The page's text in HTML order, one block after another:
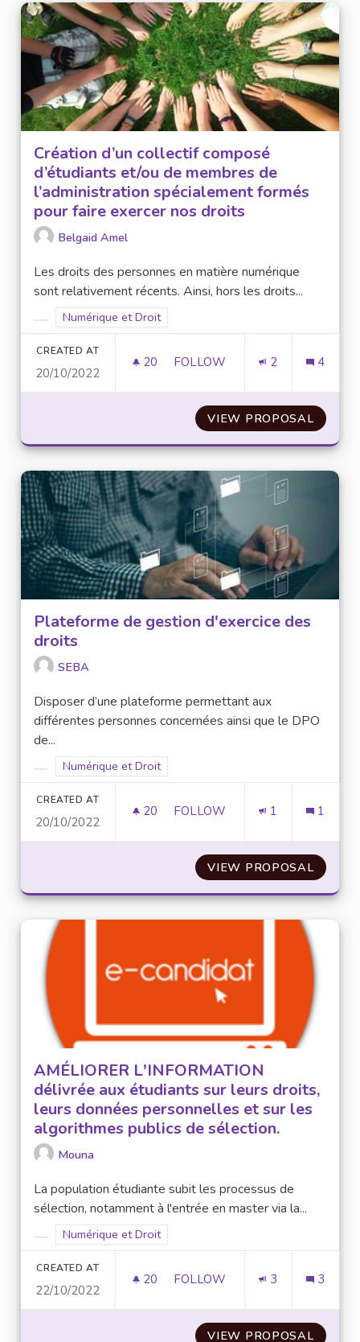
Création d’un collectif composé
d’étudiants et/ou de membres de
l’administration spécialement formés
pour faire exercer nos droits
Belgaid Amel
Les droits des personnes en matière numérique
sont relativement récents. Ainsi, hors les droits...
Filter results for category:
Filter results for scope: Numérique et Droit
Numérique et Droit
CREATED AT
20/10/2022
20 20 FOLLOWERS
FOLLOW 2 4
VIEW PROPOSAL
Plateforme de gestion d'exercice des
droits
SEBA
Disposer d’une plateforme permettant aux
différentes personnes concernées ainsi que le DPO
de...
Filter results for category:
Filter results for scope: Numérique et Droit
Numérique et Droit
CREATED AT
20/10/2022
20 20 FOLLOWERS
FOLLOW 1 1
VIEW PROPOSAL
AMÉLIORER L'INFORMATION
délivrée aux étudiants sur leurs droits,
leurs données personnelles et sur les
algorithmes publics de sélection.
Mouna
La population étudiante subit les processus de
sélection, notamment à l'entrée en master via la...
Filter results for category:
Filter results for scope: Numérique et Droit
Numérique et Droit
CREATED AT
22/10/2022
20 20 FOLLOWERS
FOLLOW 3 3
VIEW PROPOSAL